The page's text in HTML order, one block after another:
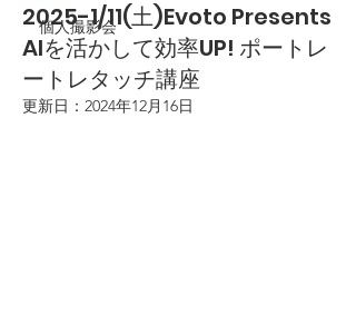
個人撮影会
2025-1/11(土)Evoto Presents
AIを活かして効率UP! ポートレ
ートレタッチ講座
更新日： 2024年12月16日